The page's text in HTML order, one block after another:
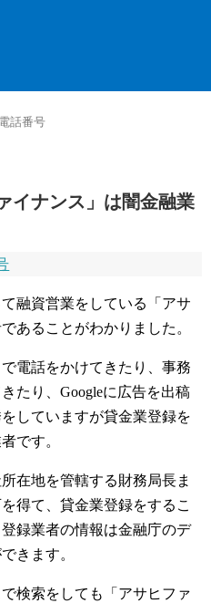
話番号
イナンス」は闇金融業
融資営業をしている「アサ
あることがわかりました。
電話をかけてきたり、事務
たり、Googleに広告を出稿
していますが貸金業登録を
です。
在地を管轄する財務局長ま
得て、貸金業登録をするこ
録業者の情報は金融庁のデ
きます。
検索をしても「アサヒファ